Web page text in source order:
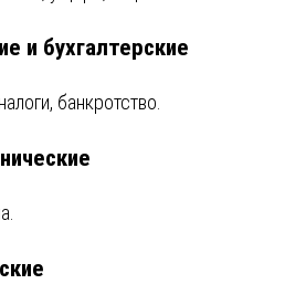
и бухгалтерские
банкротство.